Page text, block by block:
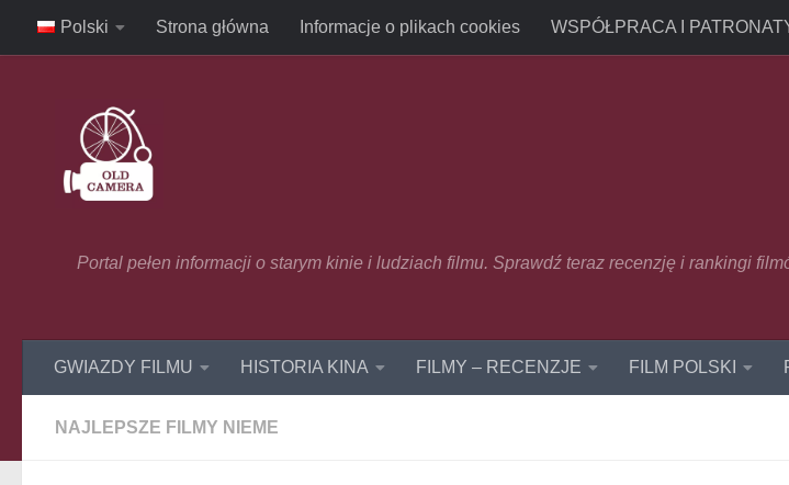
Skip to content
Polski Strona główna Informacje o plikach cookies WSPÓŁPRACA I
Portal pełen informacji o starym kinie i ludziach filmu. Sprawdź teraz recenzję i rankingi
GWIAZDY FILMU HISTORIA KINA FILMY – RECENZJE FILM POLSKI
NAJLEPSZE FILMY NIEME